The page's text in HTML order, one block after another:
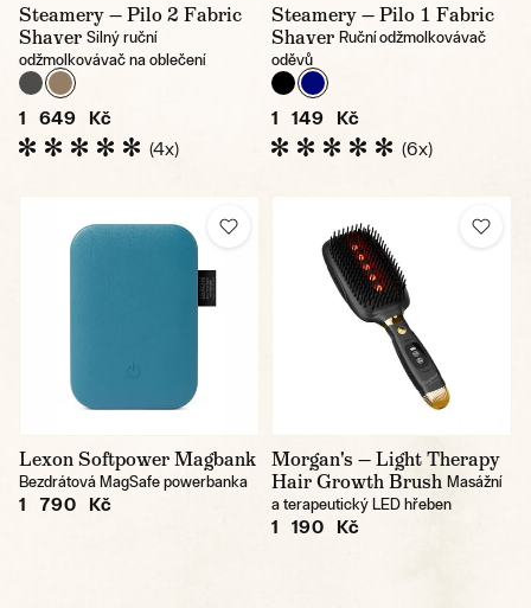
Steamery — Pilo 2 Fabric
Shaver Silný ruční
odžmolkovávač na oblečení
1 649 Kč
(4x)
Steamery — Pilo 1 Fabric
Shaver Ruční odžmolkovávač
oděvů
1 149 Kč
(6x)
Lexon Softpower Magbank
Bezdrátová MagSafe powerbanka
1 790 Kč
Morgan's — Light Therapy
Hair Growth Brush Masážní
a terapeutický LED hřeben
1 190 Kč